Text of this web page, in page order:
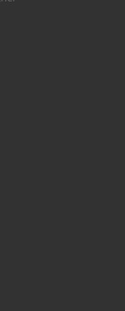
in anonymisierter
1
oder Interessen
die gezielte
vereinfachen.